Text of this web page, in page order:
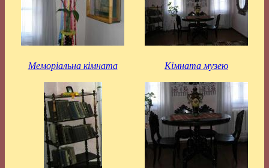
Меморіальна кімната Кімната музею